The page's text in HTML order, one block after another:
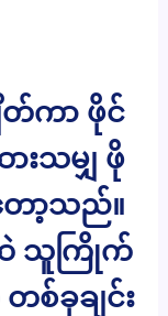
တ်ကာ ဖိုင်
းသမျှ ဖို
ော့သည်။
ထဲ သူကြိုက်
တစ်ခုချင်း